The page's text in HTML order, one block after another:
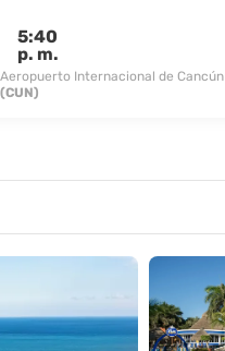
5:40
p. m.
Aeropuerto Internacional de Cancún
(CUN)